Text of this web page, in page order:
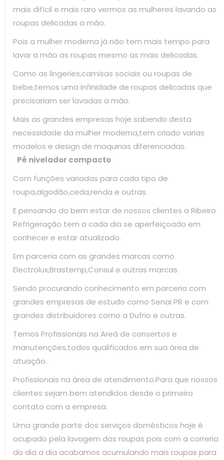
mais difícil e mais raro vermos as mulheres lavando as
roupas delicadas a mão.
Pois a mulher moderna já não tem mais tempo para
lavar a mão as roupas mesmo as mais delicadas.
Como as lingeries,camisas sociais ou roupas de
bebe,temos uma infinidade de roupas delicadas que
precisariam ser lavadas a mão.
Mais as grandes empresas hoje sabendo desta
necessidade da mulher moderna,tem criado varias
modelos e design de maquinas diferenciadas.
Pé nivelador compacto
Com funções variadas para cada tipo de
roupa,algodão,ceda,renda e outras.
E pensando do bem estar de nossos clientes a Ribeiro
Refrigeração tem a cada dia se aperfeiçoado em
conhecer e estar atualizado.
Em parceria com as grandes marcas como
Electrolux,Brastemp,Consul e outras marcas.
Sendo procurando conhecimento em parceria com
grandes empresas de estudo como Senai PR e com
grandes distribuidores como a Dufrio e outras.
Temos Profissionais na Areá de consertos e
manutenções,todos qualificados em sua área de
atuação.
Profissionais na área de atendimento.Para que nossos
clientes sejam bem atendidos desde o primeiro
contato com a empresa.
Uma grande parte dos serviços domésticos hoje é
ocupado pela lavagem das roupas pois com a correria
do dia a dia acabamos acumulando mais roupas para